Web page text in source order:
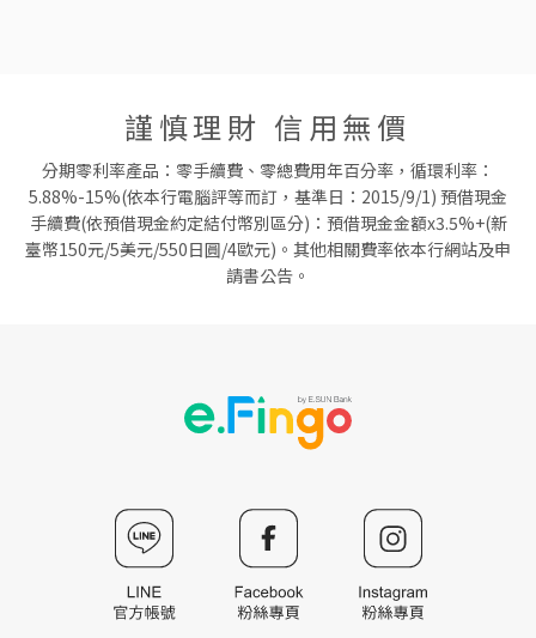
謹慎理財 信用無價
分期零利率產品：零手續費、零總費用年百分率，循環利率：
5.88%-15%(依本行電腦評等而訂，基準日：2015/9/1) 預借現金
手續費(依預借現金約定結付幣別區分)：預借現金金額x3.5%+(新
臺幣150元/5美元/550日圓/4歐元)。其他相關費率依本行網站及申
請書公告。